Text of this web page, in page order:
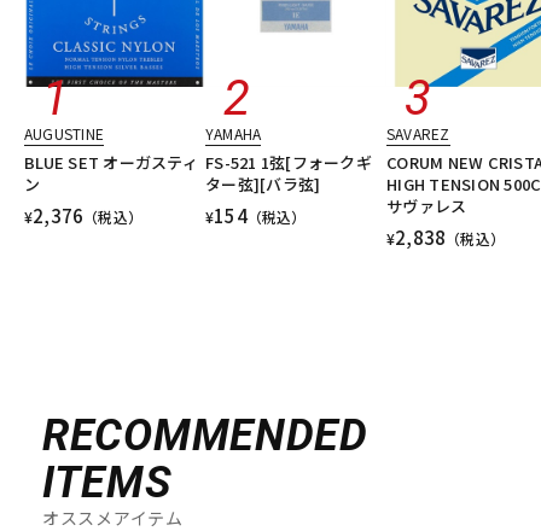
AUGUSTINE
BLUE SET オーガスティ
ン
¥2,376 （税込）
YAMAHA
FS-521 1弦[フォークギ
ター弦][バラ弦]
¥154（税込）
SAVAREZ
CORUM NEW
HIGH TENSION
サヴァレス
¥2,838 （税込）
RECOMMENDED
ITEMS
オススメアイテム